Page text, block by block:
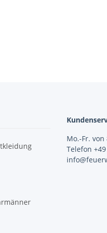
Mo.-Fr. von
Telefon